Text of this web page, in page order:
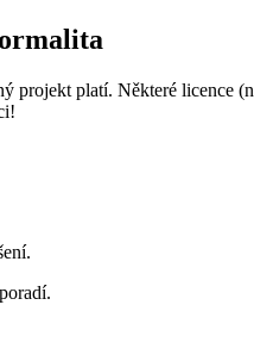
projekt platí. Některé